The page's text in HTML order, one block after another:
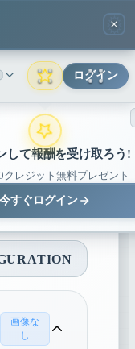
ログイン
して報酬を受け取ろう!
クレジット無料プレゼント
今すぐログイン
バナナプロ
画像な
し